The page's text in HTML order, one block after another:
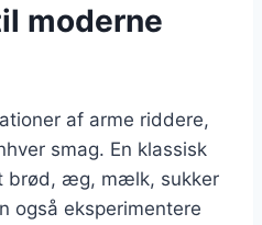
moderne
af arme riddere,
smag. En klassisk
brød, æg, mælk, sukker
også eksperimentere